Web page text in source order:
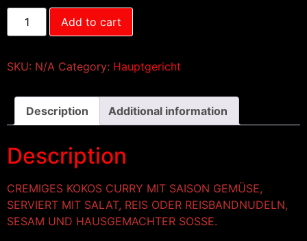
Add to cart
SKU: N/A Category: Hauptgericht
Description Additional information
Description
CREMIGES KOKOS CURRY MIT SAISON GEMÜSE,
SERVIERT MIT SALAT, REIS ODER REISBANDNUDELN,
SESAM UND HAUSGEMACHTER SOSSE.